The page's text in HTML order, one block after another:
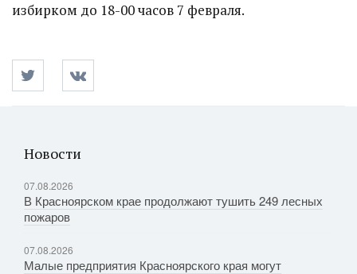
избирком до 18-00 часов 7 февраля.
Новости
07.08.2026
В Красноярском крае продолжают тушить 249 лесных
пожаров
07.08.2026
Малые предприятия Красноярского края могут